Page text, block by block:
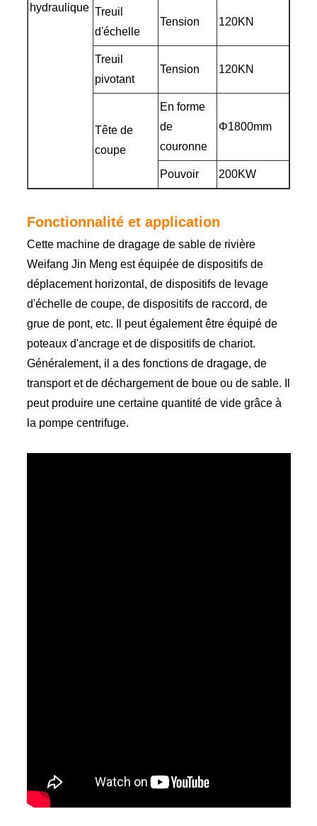
hydraulique Treuil
d'échelle
Tension 120KN
Treuil
pivotant
Tension 120KN
Tête de
coupe
En forme
de
couronne
Φ1800mm
Pouvoir 200KW
Fonctionnalité et application
Cette machine de dragage de sable de rivière
Weifang Jin Meng est équipée de dispositifs de
déplacement horizontal, de dispositifs de levage
d'échelle de coupe, de dispositifs de raccord, de
grue de pont, etc. Il peut également être équipé de
poteaux d'ancrage et de dispositifs de chariot.
Généralement, il a des fonctions de dragage, de
transport et de déchargement de boue ou de sable. Il
peut produire une certaine quantité de vide grâce à
la pompe centrifuge.